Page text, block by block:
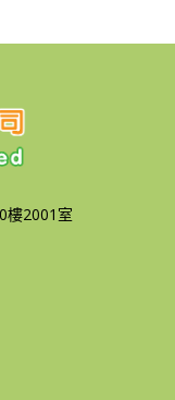
樓2001室